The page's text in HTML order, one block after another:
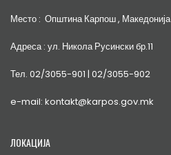
Место : Општина Карпош , Македонија
Адреса : ул. Никола Русински бр.11
Тел. 02/3055-901 | 02/3055-902
e-mail: kontakt@karpos.gov.mk
ЛОКАЦИЈА